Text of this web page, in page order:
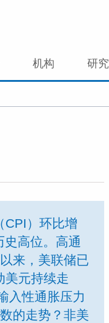
机构 研究
CPI）环比增
高位。高通
来，美联储已
美元持续走
入性通胀压力
的走势？非美